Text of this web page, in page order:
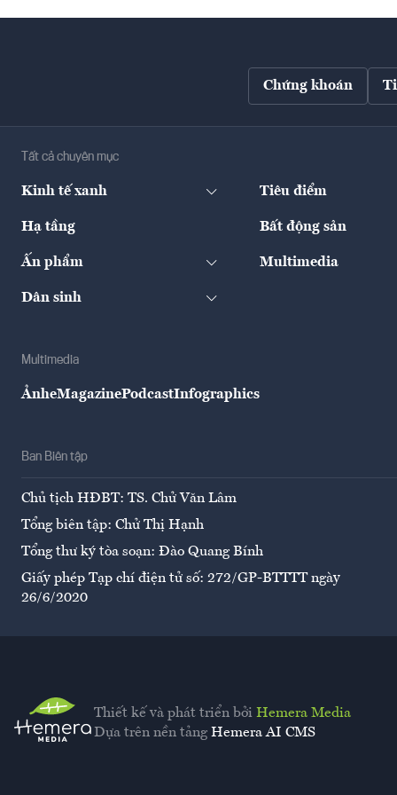
Chứng khoán
Tất cả chuyên mục
Kinh tế xanh Tiêu điểm
Hạ tầng Bất động sản
Ấn phẩm Multimedia
Dân sinh
Multimedia
ẢnheMagazinePodcastInfographics
Ban Biên tập
Chủ tịch HĐBT: TS. Chử Văn Lâm
Tổng biên tập: Chử Thị Hạnh
Tổng thư ký tòa soạn: Đào Quang Bính
Giấy phép Tạp chí điện tử số: 272/GP-BTTTT ngày
26/6/2020
Thiết kế và phát triển bởi Hemera Media
Dựa trên nền tảng Hemera AI CMS